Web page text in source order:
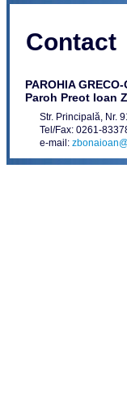
Contact
PAROHIA
Paroh Preot Ioan
Str. Principală, Nr.
Tel/Fax: 0261-
e-mail: